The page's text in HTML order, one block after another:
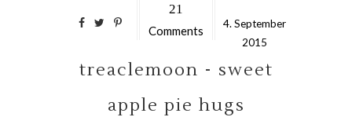
21
Comments 4.September
2015
treaclemoon - sweet
apple pie hugs